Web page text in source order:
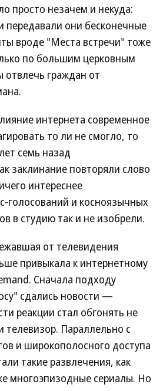
просто незачем и некуда:
передавали они бесконечные
вроде "Места встречи" тоже
по большим церковным
граждан от
интернета современное
то ли не смогло, то
семь назад
заклинание повторяли слово
интереснее
голосований и косноязычных
в студию так и не изобрели.
от телевидения
привыкала к интернетному
Сначала подходу
сдались новости —
реакции стал обгонять не
телевизор. Параллельно с
и широкополосного доступа
такие развлечения, как
многоэпизодные сериалы. Но